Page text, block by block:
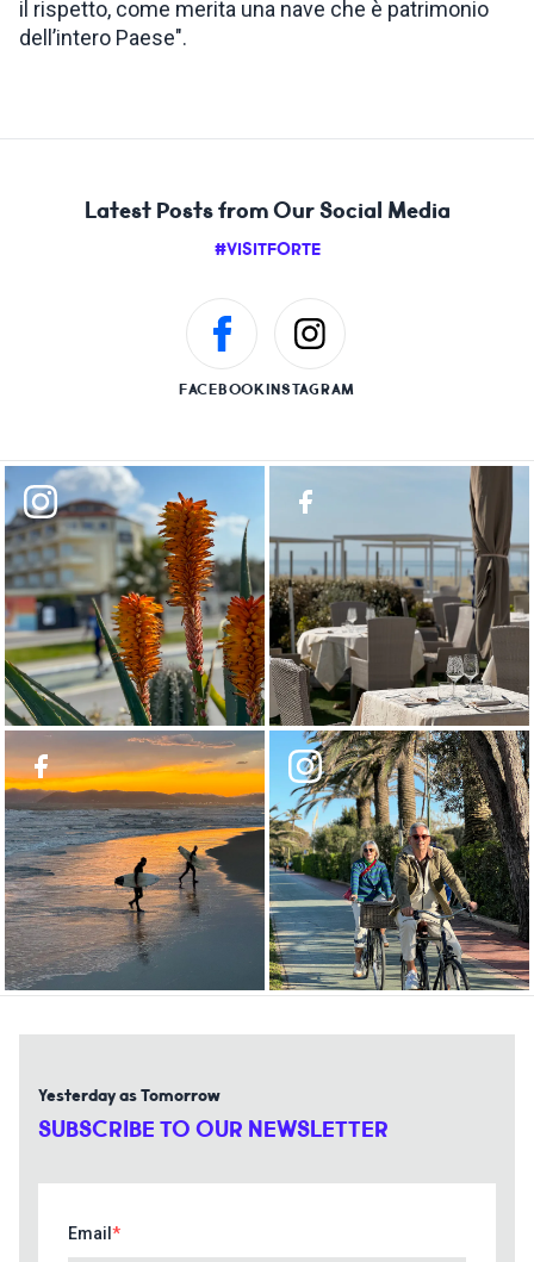
il rispetto, come merita una nave che è patrimonio
dell’intero Paese".
Latest Posts from Our Social Media
#VISITFORTE
FACEBOOKINSTAGRAM
Yesterday as Tomorrow
SUBSCRIBE TO OUR NEWSLETTER
Email